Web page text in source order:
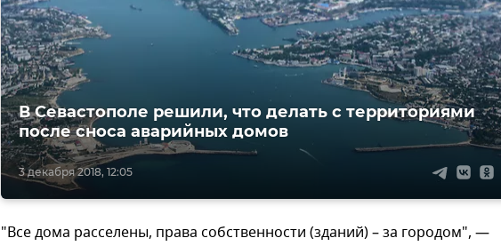
3 декабря 2018, 12:05
В Севастополе решили, что делать с территориями
после сноса аварийных домов
"Все дома расселены, права собственности (зданий) – за городом", —